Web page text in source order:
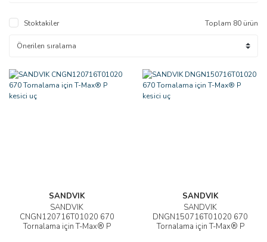
Stoktakiler Toplam 80 ürün
SANDVIK
SANDVIK
CNGN120716T01020 670
Tornalama için T-Max® P
SANDVIK
SANDVIK
DNGN150716T01020 670
Tornalama için T-Max® P